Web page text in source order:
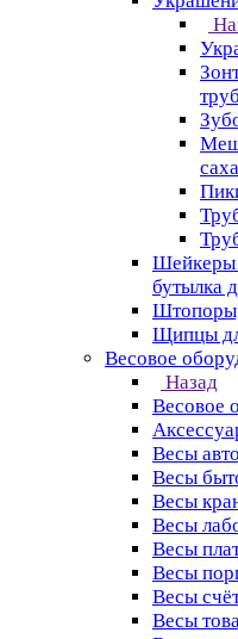
Шейкеры
бутылка
Штопоры,
Щипцы
Весовое
Назад
Весовое
Весы
Весы
Весы
Весы
Весы
Весы
Весы
Весы